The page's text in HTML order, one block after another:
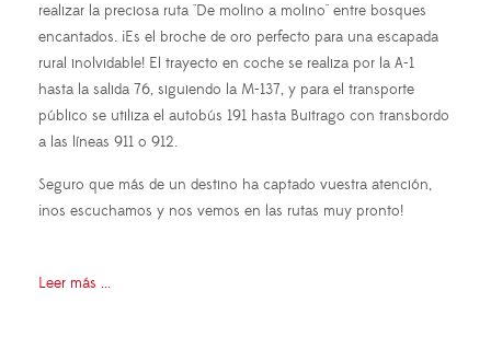
realizar la preciosa ruta "De molino a molino" entre bosques
encantados. ¡Es el broche de oro perfecto para una escapada
rural inolvidable! El trayecto en coche se realiza por la A-1
hasta la salida 76, siguiendo la M-137, y para el transporte
público se utiliza el autobús 191 hasta Buitrago con transbordo
a las líneas 911 o 912.
Seguro que más de un destino ha captado vuestra atención,
¡nos escuchamos y nos vemos en las rutas muy pronto!
Leer más ...